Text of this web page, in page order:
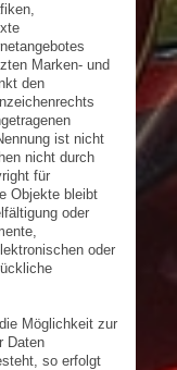
Marken- und
den
ist nicht
nicht durch
für
Objekte bleibt
oder
oder
Möglichkeit zur
Daten
so erfolgt